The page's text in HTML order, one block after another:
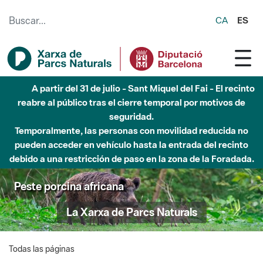
CA ES
A partir del 31 de julio - Sant Miquel del Fai - El recinto
reabre al público tras el cierre temporal por motivos de
seguridad.
Temporalmente, las personas con movilidad reducida no
pueden acceder en vehículo hasta la entrada del recinto
debido a una restricción de paso en la zona de la Foradada.
Peste porcina africana
La Xarxa de Parcs Naturals
Todas las páginas